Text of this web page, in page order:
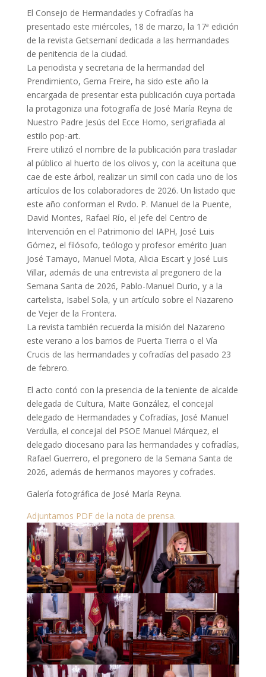
El Consejo de Hermandades y Cofradías ha
presentado este miércoles, 18 de marzo, la 17ª edición
de la revista Getsemaní dedicada a las hermandades
de penitencia de la ciudad.
La periodista y secretaria de la hermandad del
Prendimiento, Gema Freire, ha sido este año la
encargada de presentar esta publicación cuya portada
la protagoniza una fotografía de José María Reyna de
Nuestro Padre Jesús del Ecce Homo, serigrafiada al
estilo pop-art.
Freire utilizó el nombre de la publicación para trasladar
al público al huerto de los olivos y, con la aceituna que
cae de este árbol, realizar un simil con cada uno de los
artículos de los colaboradores de 2026. Un listado que
este año conforman el Rvdo. P. Manuel de la Puente,
David Montes, Rafael Río, el jefe del Centro de
Intervención en el Patrimonio del IAPH, José Luis
Gómez, el filósofo, teólogo y profesor emérito Juan
José Tamayo, Manuel Mota, Alicia Escart y José Luis
Villar, además de una entrevista al pregonero de la
Semana Santa de 2026, Pablo-Manuel Durio, y a la
cartelista, Isabel Sola, y un artículo sobre el Nazareno
de Vejer de la Frontera.
La revista también recuerda la misión del Nazareno
este verano a los barrios de Puerta Tierra o el Vía
Crucis de las hermandades y cofradías del pasado 23
de febrero.
El acto contó con la presencia de la teniente de alcalde
delegada de Cultura, Maite González, el concejal
delegado de Hermandades y Cofradías, José Manuel
Verdulla, el concejal del PSOE Manuel Márquez, el
delegado diocesano para las hermandades y cofradías,
Rafael Guerrero, el pregonero de la Semana Santa de
2026, además de hermanos mayores y cofrades.
Galería fotográfica de José María Reyna.
Adjuntamos PDF de la nota de prensa.